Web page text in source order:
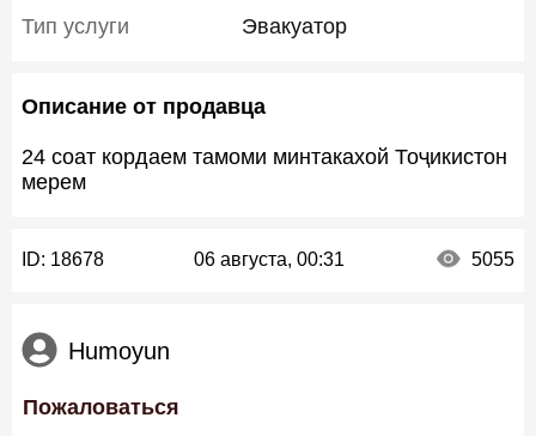
Тип услуги Эвакуатор
Описание от продавца
24 соат кордаем тамоми минтакахой Тоҷикистон
мерем
ID: 18678 06 августа, 00:31 5055
Humoyun
Пожаловаться